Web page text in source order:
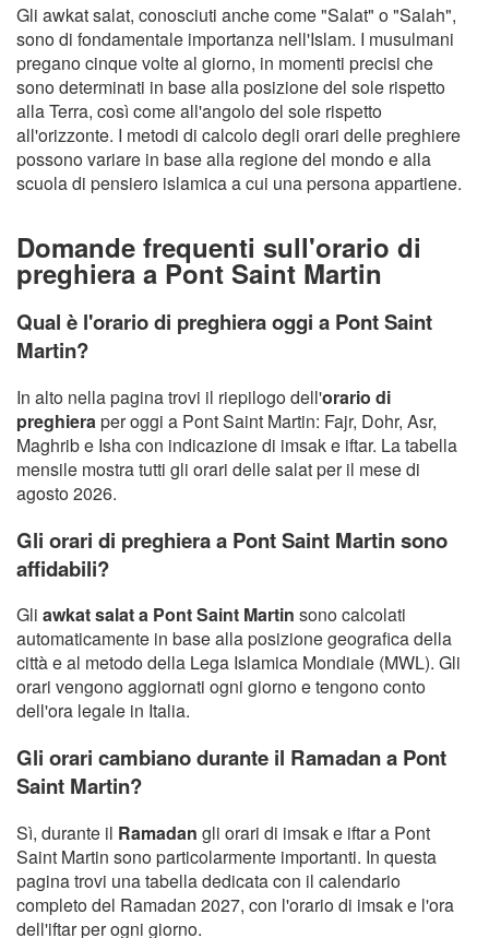
Gli awkat salat, conosciuti anche come "Salat" o "Salah",
sono di fondamentale importanza nell'Islam. I musulmani
pregano cinque volte al giorno, in momenti precisi che
sono determinati in base alla posizione del sole rispetto
alla Terra, così come all'angolo del sole rispetto
all'orizzonte. I metodi di calcolo degli orari delle preghiere
possono variare in base alla regione del mondo e alla
scuola di pensiero islamica a cui una persona appartiene.
Domande frequenti sull'orario di
preghiera a Pont Saint Martin
Qual è l'orario di preghiera oggi a Pont Saint
Martin?
In alto nella pagina trovi il riepilogo dell'orario di
preghieraper oggi a Pont Saint Martin: Fajr, Dohr, Asr,
Maghrib e Isha con indicazione di imsak e iftar. La tabella
mensile mostra tutti gli orari delle salat per il mese di
agosto 2026.
Gli orari di preghiera a Pont Saint Martin sono
affidabili?
Gli awkat salat a Pont Saint Martin sono calcolati
automaticamente in base alla posizione geografica della
città e al metodo della Lega Islamica Mondiale (MWL). Gli
orari vengono aggiornati ogni giorno e tengono conto
dell'ora legale in Italia.
Gli orari cambiano durante il Ramadan a Pont
Saint Martin?
Sì, durante il Ramadan gli orari di imsak e iftar a Pont
Saint Martin sono particolarmente importanti. In questa
pagina trovi una tabella dedicata con il calendario
completo del Ramadan 2027, con l'orario di imsak e l'ora
dell'iftar per ogni giorno.